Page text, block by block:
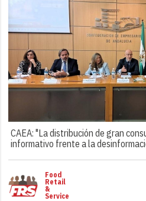
CAEA: "La distribución de gran
informativo frente a la
Food
Retail
&
Service